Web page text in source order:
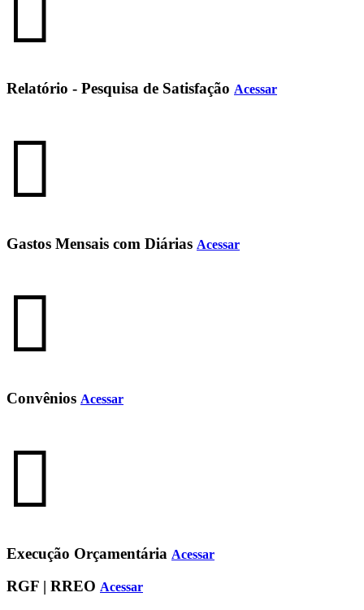
Relatório - Pesquisa de Satisfação Acessar
Gastos Mensais com Diárias Acessar
Convênios Acessar
Execução Orçamentária Acessar
RGF | RREO Acessar